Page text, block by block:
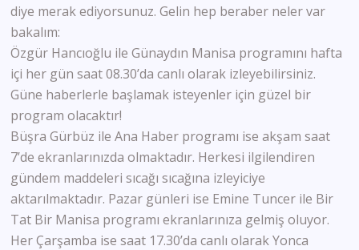
diye merak ediyorsunuz. Gelin hep beraber neler var
bakalım:
Özgür Hancıoğlu ile Günaydın Manisa programını hafta
içi her gün saat 08.30’da canlı olarak izleyebilirsiniz.
Güne haberlerle başlamak isteyenler için güzel bir
program olacaktır!
Büşra Gürbüz ile Ana Haber programı ise akşam saat
7’de ekranlarınızda olmaktadır. Herkesi ilgilendiren
gündem maddeleri sıcağı sıcağına izleyiciye
aktarılmaktadır. Pazar günleri ise Emine Tuncer ile Bir
Tat Bir Manisa programı ekranlarınıza gelmiş oluyor.
Her Çarşamba ise saat 17.30’da canlı olarak Yonca